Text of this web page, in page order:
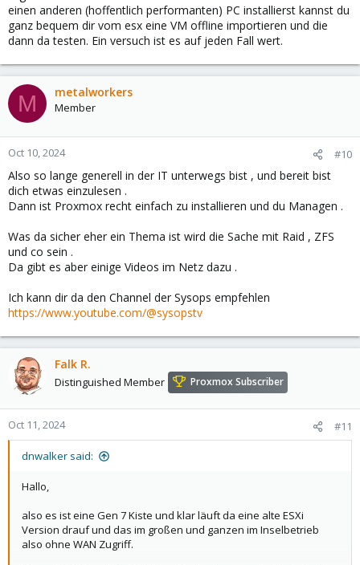
einen anderen (hoffentlich performanten) PC installierst kannst du
ganz bequem dir vom esx eine VM offline importieren und die
dann da testen. Ein versuch ist es auf jeden Fall wert.
M metalworkers
Member
Oct 10, 2024 #10
Also so lange generell in der IT unterwegs bist , und bereit bist
dich etwas einzulesen .
Dann ist Proxmox recht einfach zu installieren und du Managen .
Was da sicher eher ein Thema ist wird die Sache mit Raid , ZFS
und co sein .
Da gibt es aber einige Videos im Netz dazu .
Ich kann dir da den Channel der Sysops empfehlen
https://www.youtube.com/@sysopstv
Falk R.
Distinguished Member Proxmox Subscriber
Oct 11, 2024 #11
dnwalker said:
Hallo,
also es ist eine Gen 7 Kiste und klar läuft da eine alte ESXi
Version drauf und das im großen und ganzen im Inselbetrieb
also ohne WAN Zugriff.